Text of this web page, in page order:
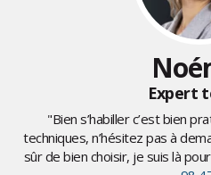
Expert
"Bien s’habiller c’est bien
techniques, n’hésitez pas à
sûr de bien choisir, je suis là